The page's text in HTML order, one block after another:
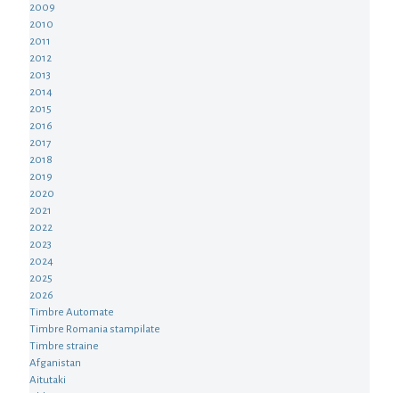
2009
2010
2011
2012
2013
2014
2015
2016
2017
2018
2019
2020
2021
2022
2023
2024
2025
2026
Timbre Automate
Timbre Romania stampilate
Timbre straine
Afganistan
Aitutaki